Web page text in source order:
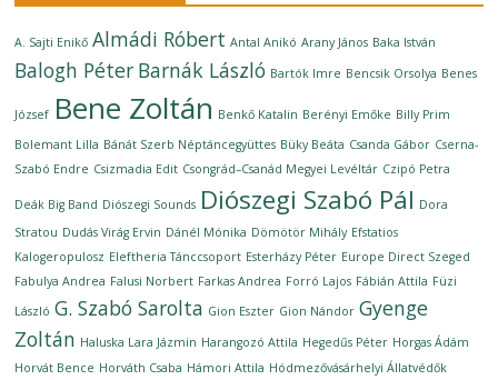
A. Sajti Enikő Almádi Róbert Antal Anikó Arany János Baka István
Balogh Péter Barnák László Bartók Imre Bencsik Orsolya Benes
József Bene Zoltán Benkő Katalin Berényi Emőke Billy Prim
Bolemant Lilla Bánát Szerb Néptáncegyüttes Büky Beáta Csanda Gábor Cserna-
Szabó Endre Csizmadia Edit Csongrád–Csanád Megyei Levéltár Czipó Petra
Deák Big Band Diószegi Sounds Diószegi Szabó Pál Dora
Stratou Dudás Virág Ervin Dánél Mónika Dömötör Mihály Efstatios
Kalogeropulosz Eleftheria Tánccsoport Esterházy Péter Europe Direct Szeged
Fabulya Andrea Falusi Norbert Farkas Andrea Forró Lajos Fábián Attila Füzi
László G. Szabó Sarolta Gion Eszter Gion Nándor Gyenge
Zoltán Haluska Lara Jázmin Harangozó Attila Hegedűs Péter Horgas Ádám
Horvát Bence Horváth Csaba Hámori Attila Hódmezővásárhelyi Állatvédők